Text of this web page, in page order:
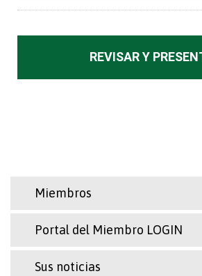
Miembros
Portal del Miembro LOGIN
Sus noticias